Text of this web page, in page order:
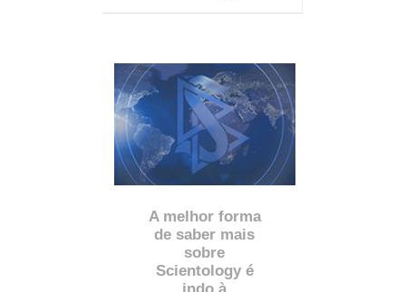
A melhor forma
de saber mais
sobre
Scientology é